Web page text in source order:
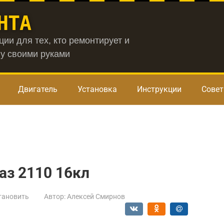
для тех, кто ремонтирует и
своими руками
Двигатель Установка Инструкции
2110 16кл
Автор: Алексей Смирнов